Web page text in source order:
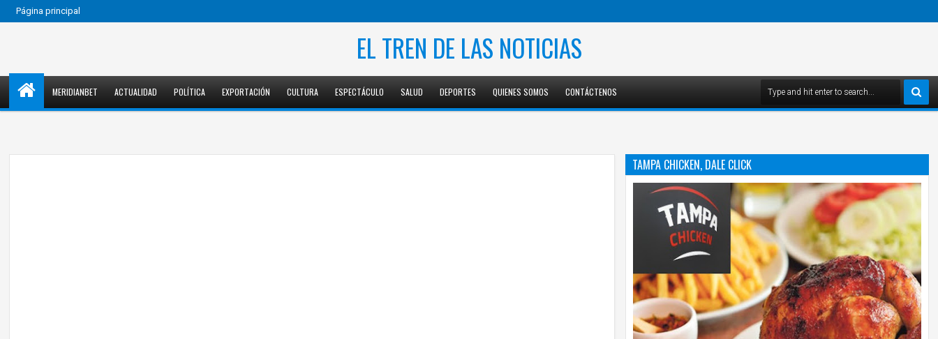
Página principal
EL TREN DE LAS NOTICIAS
MERIDIANBET ACTUALIDAD POLÍTICA EXPORTACIÓN CULTURA ESPECTÁCULO SALUD DEPORTES QUIENES SOMOS CONTÁCTENOS
TAMPA CHICKEN, DALE CLICK